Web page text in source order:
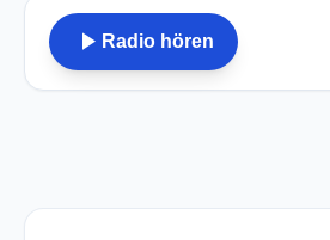
play_arrow Radio hören